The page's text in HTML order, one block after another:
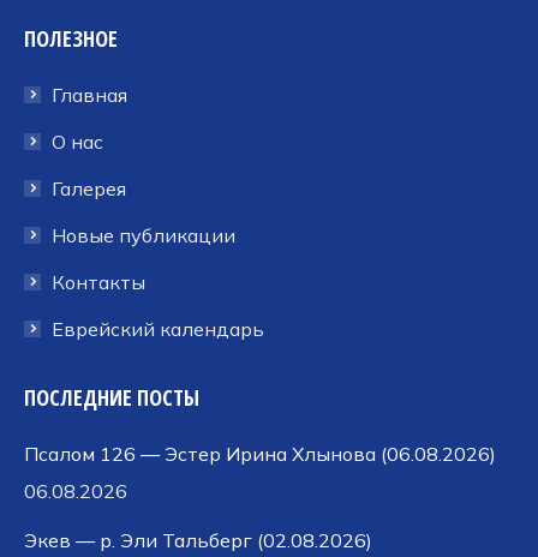
открывается
новом
окне
открывается
новом
окне
открывается
новом
ПОЛЕЗНОЕ
Главная
О нас
Галерея
Новые публикации
Контакты
Еврейский календарь
ПОСЛЕДНИЕ ПОСТЫ
Псалом 126 — Эстер Ирина Хлынова (06.08.2026)
06.08.2026
Экев — р. Эли Тальберг (02.08.2026)